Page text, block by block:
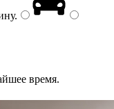
.
время.